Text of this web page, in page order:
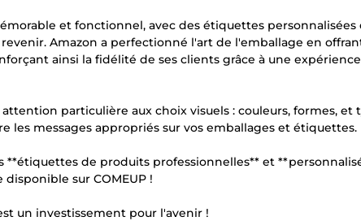
et fonctionnel, avec des étiquettes personnalisées
Amazon a perfectionné l'art de l'emballage en
ainsi la fidélité de ses clients grâce à une
particulière aux choix visuels : couleurs, formes, et
messages appropriés sur vos emballages et étiquettes.
de produits professionnelles** et
sur COMEUP !
un investissement pour l'avenir !